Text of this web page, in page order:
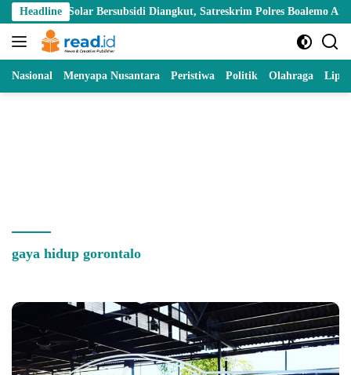
Skip
to
content
Headline
Solar Bersubsidi Diangkut, Satreskrim Polres Boalemo Amankan
Nasional Menyapa Nusantara Peristiwa Politik Olahraga
gaya hidup gorontalo